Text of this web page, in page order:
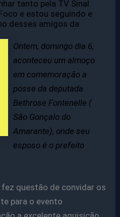
tanto pela TV Sinal
e estou seguindo e
desses amigos da
Ontem, domingo dia 6,
aconteceu um almoço
em comemoração a
posse da deputada
Bethrose Fontenelle (
São Gonçalo do
Amarante), onde seu
esposo é o prefeito
questão de convidar os
para o evento